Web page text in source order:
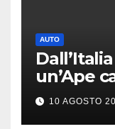
AUTO
un’Ape
Francesco
10 AGOSTO